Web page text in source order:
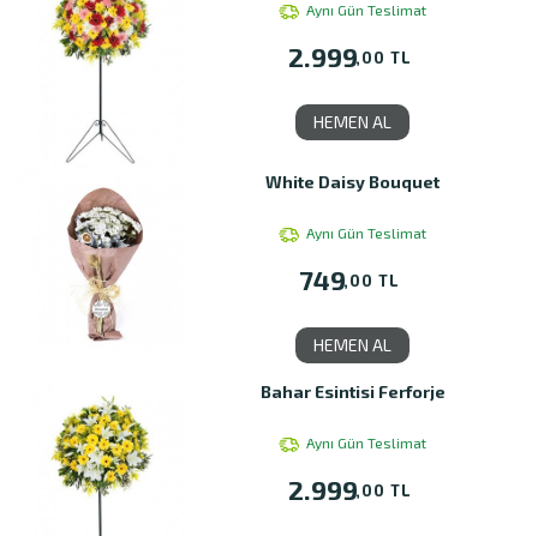
Aynı Gün Teslimat
2.999,00 TL
HEMEN AL
White Daisy Bouquet
Aynı Gün Teslimat
749,00 TL
HEMEN AL
Bahar Esintisi Ferforje
Aynı Gün Teslimat
2.999,00 TL